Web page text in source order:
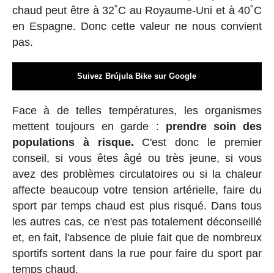
chaud peut être à 32˚C au Royaume-Uni et à 40˚C
en Espagne. Donc cette valeur ne nous convient
pas.
Suivez Brújula Bike sur Google
Face à de telles températures, les organismes
mettent toujours en garde : prendre soin des
populations à risque. C'est donc le premier
conseil, si vous êtes âgé ou très jeune, si vous
avez des problèmes circulatoires ou si la chaleur
affecte beaucoup votre tension artérielle, faire du
sport par temps chaud est plus risqué. Dans tous
les autres cas, ce n'est pas totalement déconseillé
et, en fait, l'absence de pluie fait que de nombreux
sportifs sortent dans la rue pour faire du sport par
temps chaud.